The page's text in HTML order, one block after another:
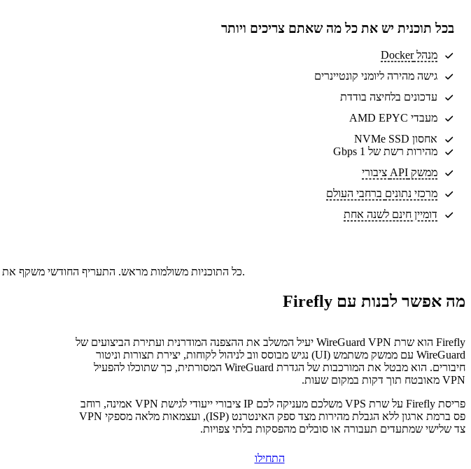
בכל תוכנית יש את כל מה שאתם צריכים ויותר
מנהל Docker
גישה מהירה ליומני קונטיינרים
עדכונים בלחיצה בודדת
מעבדי AMD EPYC
אחסון NVMe SSD
מהירות רשת של 1 Gbps
ממשק API ציבורי
מרכזי נתונים ברחבי העולם
דומיין חינם לשנה אחת
כל התוכניות משולמות מראש. התעריף החודשי משקף את מחיר התוכנית הכולל חלקי מספר החודשים בתוכנית שלכם.
מה אפשר לבנות עם Firefly
Firefly הוא שרת WireGuard VPN יעיל המשלב את ההצפנה המודרנית ועתירת הביצועים של
WireGuard עם ממשק משתמש (UI) נגיש מבוסס ווב לניהול לקוחות, יצירת תצורות וניטור
חיבורים. הוא מבטל את המורכבות של הגדרת WireGuard המסורתית, כך שתוכלו להפעיל
VPN מאובטח תוך דקות במקום שעות.
פריסת Firefly על שרת VPS משלכם מעניקה לכם IP ציבורי ייעודי לגישת VPN אמינה, רוחב
פס ברמת ארגון ללא הגבלת מהירות מצד ספק האינטרנט (ISP), ועצמאות מלאה מספקי VPN
צד שלישי שמתעדים תעבורה או סובלים מהפסקות בלתי צפויות.
התחילו